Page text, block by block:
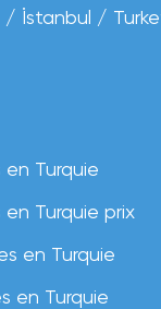
/ İstanbul /
Turquie
Turquie prix
en Turquie
en Turquie